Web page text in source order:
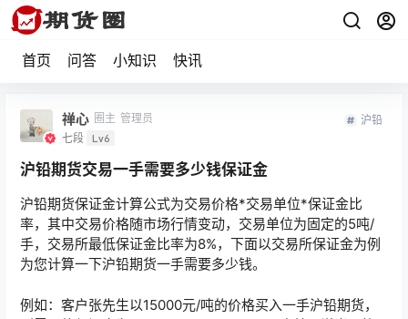
首页 问答 小知识 快讯
禅心 圈主 管理员
七段 Lv6
沪铅
沪铅期货交易一手需要多少钱保证金
沪铅期货保证金计算公式为交易价格*交易单位*保证金比
率，其中交易价格随市场行情变动，交易单位为固定的5吨/
手，交易所最低保证金比率为8%，下面以交易所保证金为例
为您计算一下沪铅期货一手需要多少钱。
例如：客户张先生以15000元/吨的价格买入一手沪铅期货，